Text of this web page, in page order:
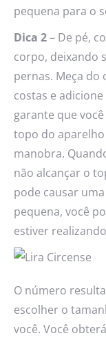
pequena para o
Dica 2– De pé,
corpo, deixando
pernas. Meça do
costas e
garante que
topo do
manobra.
não alcançar o
pode causar
pequena, você
estiver
O número
escolher o
você. Você